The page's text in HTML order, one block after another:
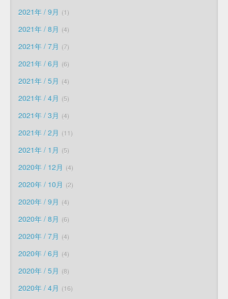
2021年 / 9月 1
2021年 / 8月 4
2021年 / 7月 7
2021年 / 6月 6
2021年 / 5月 4
2021年 / 4月 5
2021年 / 3月 4
2021年 / 2月 11
2021年 / 1月 5
2020年 / 12月 4
2020年 / 10月 2
2020年 / 9月 4
2020年 / 8月 6
2020年 / 7月 4
2020年 / 6月 4
2020年 / 5月 8
2020年 / 4月 16